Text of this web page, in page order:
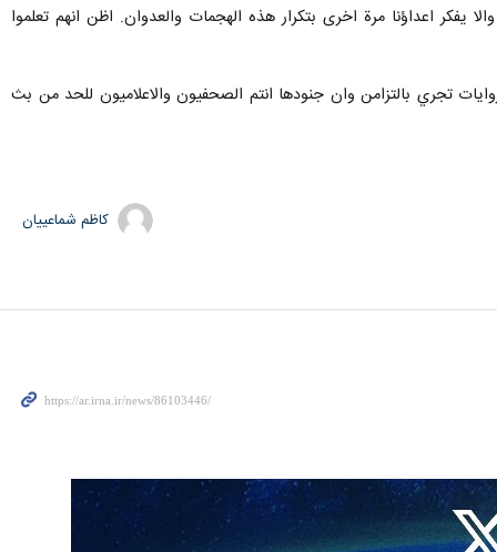
يفكر اعداؤنا مرة اخرى بتكرار هذه الهجمات والعدوان. اظن انهم تعلموا
تجري بالتزامن وان جنودها انتم الصحفيون والاعلاميون للحد من بث
کاظم شماعییان